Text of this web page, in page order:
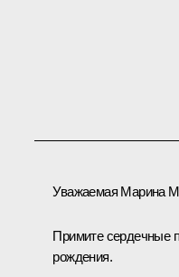
Уважаемая Марина
Примите сердечные
рождения.